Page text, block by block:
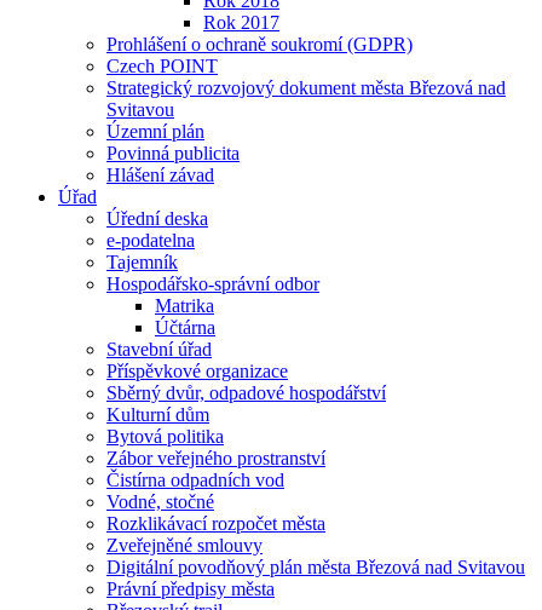
Rok 2017
Prohlášení o ochraně soukromí (GDPR)
Czech POINT
Strategický rozvojový dokument města Březová nad
Svitavou
Územní plán
Povinná publicita
Hlášení závad
Úřad
Úřední deska
e-podatelna
Tajemník
Hospodářsko-správní odbor
Matrika
Účtárna
Stavební úřad
Příspěvkové organizace
Sběrný dvůr, odpadové hospodářství
Kulturní dům
Bytová politika
Zábor veřejného prostranství
Čistírna odpadních vod
Vodné, stočné
Rozklikávací rozpočet města
Zveřejněné smlouvy
Digitální povodňový plán města Březová nad Svitavou
Právní předpisy města